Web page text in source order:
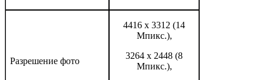
Разрешение фото
4416 x 3312 (14
Мпикс.),
3264 х 2448 (8
Мпикс.),